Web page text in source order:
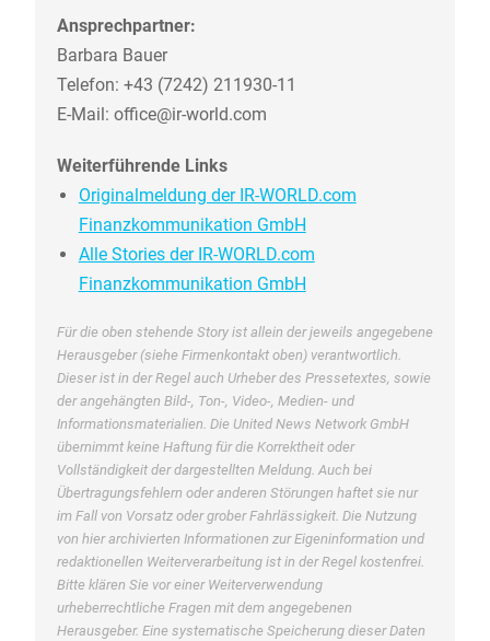
Ansprechpartner:
Barbara Bauer
Telefon: +43 (7242) 211930-11
E-Mail: office@ir-world.com
Weiterführende Links
Originalmeldung der IR-WORLD.com
Finanzkommunikation GmbH
Alle Stories der IR-WORLD.com
Finanzkommunikation GmbH
Für die oben stehende Story ist allein der jeweils angegebene
Herausgeber (siehe Firmenkontakt oben) verantwortlich.
Dieser ist in der Regel auch Urheber des Pressetextes, sowie
der angehängten Bild-, Ton-, Video-, Medien- und
Informationsmaterialien. Die United News Network GmbH
übernimmt keine Haftung für die Korrektheit oder
Vollständigkeit der dargestellten Meldung. Auch bei
Übertragungsfehlern oder anderen Störungen haftet sie nur
im Fall von Vorsatz oder grober Fahrlässigkeit. Die Nutzung
von hier archivierten Informationen zur Eigeninformation und
redaktionellen Weiterverarbeitung ist in der Regel kostenfrei.
Bitte klären Sie vor einer Weiterverwendung
urheberrechtliche Fragen mit dem angegebenen
Herausgeber. Eine systematische Speicherung dieser Daten